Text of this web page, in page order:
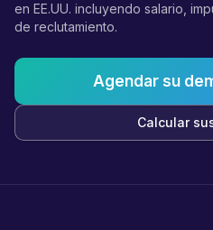
en EE.UU. incluyendo salario,
de reclutamiento.
Agendar su
Calcular